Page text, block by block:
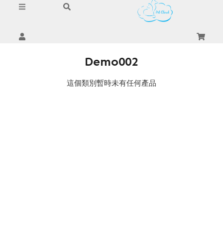
Demo002
這個類別暫時未有任何產品